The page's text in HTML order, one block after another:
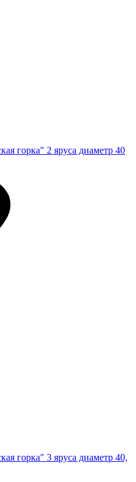
горка" 2 яруса диаметр 40
горка" 3 яруса диаметр 40,